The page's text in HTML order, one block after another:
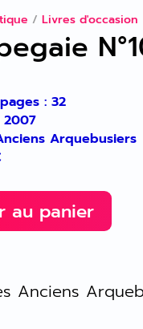
/Livres d'occasion
: 32
2007
Arquebusiers
au panier
Anciens